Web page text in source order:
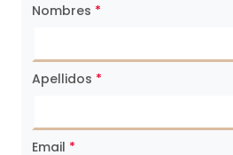
Nombres *
Apellidos *
Email *